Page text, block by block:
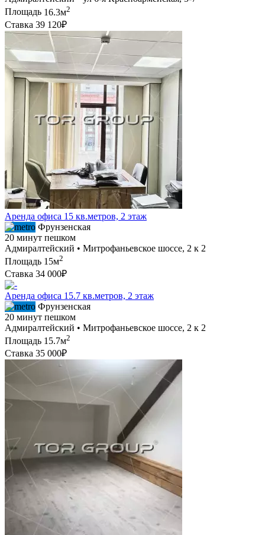
Площадь 16.3м2
Ставка 39 120₽
Аренда офиса 15 кв.метров, 2 этаж
Фрунзенская
20 минут пешком
Адмиралтейский • Митрофаньевское шоссе, 2 к 2
Площадь 15м2
Ставка 34 000₽
Аренда офиса 15.7 кв.метров, 2 этаж
Фрунзенская
20 минут пешком
Адмиралтейский • Митрофаньевское шоссе, 2 к 2
Площадь 15.7м2
Ставка 35 000₽